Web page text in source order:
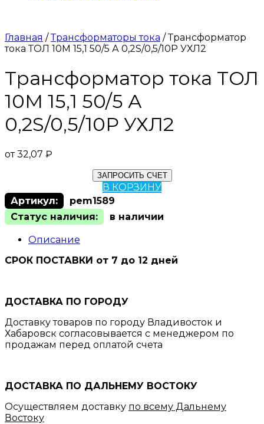
Главная /Трансформаторы тока / Трансформатор
тока ТОЛ 10М 15,1 50/5 А 0,2S/0,5/10Р УХЛ2
Трансформатор тока ТОЛ
10М 15,1 50/5 А
0,2S/0,5/10Р УХЛ2
от32,07 ₽
ЗАПРОСИТЬ СЧЕТ
В КОРЗИНУ
Артикул:
pem1589
Статус наличия:
в наличии
Описание
СРОК ПОСТАВКИ от 7 до 12 дней
ДОСТАВКА ПО ГОРОДУ
Доставку товаров по городу Владивосток и
Хабаровск согласовывается с менеджером по
продажам перед оплатой счета
ДОСТАВКА ПО ДАЛЬНЕМУ ВОСТОКУ
Осуществляем доставку по всему Дальнему
Востоку